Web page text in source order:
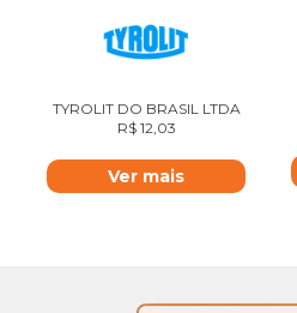
TYROLIT DO BRASIL LTDA
R$12,03
Ver mais